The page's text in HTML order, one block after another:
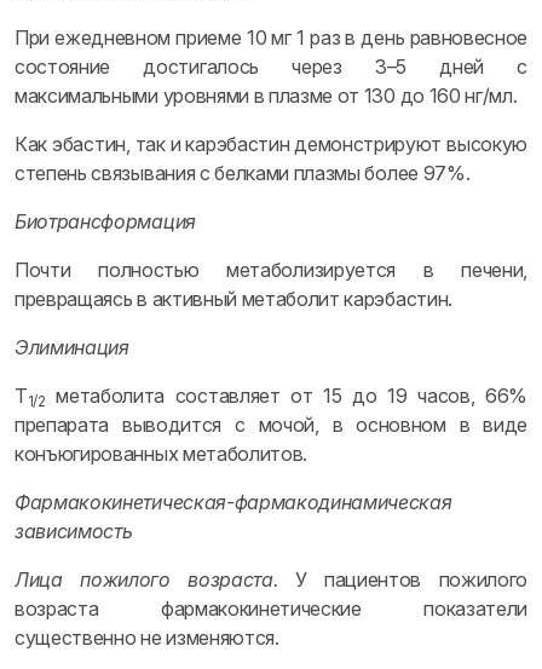
При ежедневном приеме 10 мг 1 раз в день равновесное
состояние достигалось через 3–5 дней с
максимальными уровнями в плазме от 130 до 160 нг/мл.
Как эбастин, так и карэбастин демонстрируют высокую
степень связывания с белками плазмы более 97%.
Биотрансформация
Почти полностью метаболизируется в печени,
превращаясь в активный метаболит карэбастин.
Элиминация
T1/2 метаболита составляет от 15 до 19 часов, 66%
препарата выводится с мочой, в основном в виде
конъюгированных метаболитов.
Фармакокинетическая-фармакодинамическая
зависимость
Лица пожилого возраста. У пациентов пожилого
возраста фармакокинетические показатели
существенно не изменяются.